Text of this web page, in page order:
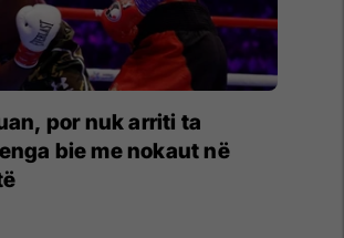
por nuk arriti ta
bie me nokaut në